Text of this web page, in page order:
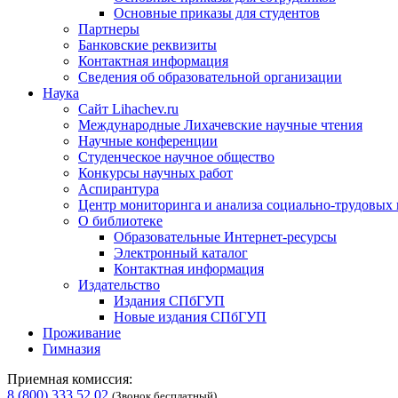
Основные приказы для студентов
Партнеры
Банковские реквизиты
Контактная информация
Сведения об образовательной организации
Наука
Сайт Lihachev.ru
Международные Лихачевские научные чтения
Научные конференции
Студенческое научное общество
Конкурсы научных работ
Аспирантура
Центр мониторинга и анализа социально-трудовых
О библиотеке
Образовательные Интернет-ресурсы
Электронный каталог
Контактная информация
Издательство
Издания СПбГУП
Новые издания СПбГУП
Проживание
Гимназия
Приемная комиссия:
8 (800) 333 52 02